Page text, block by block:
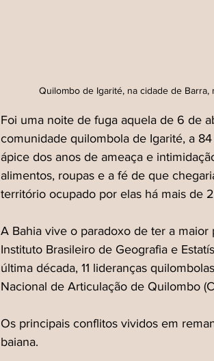
Quilombo de Igarité, na cidade de
Foi uma noite de fuga aquela de 6 de
comunidade quilombola de Igarité, a
ápice dos anos de ameaça e
alimentos, roupas e a fé de que
território ocupado por elas há mais de
A Bahia vive o paradoxo de ter a
Instituto Brasileiro de Geografia e
última década, 11 lideranças
Nacional de Articulação de Quilombo
Os principais conflitos vividos em
baiana.